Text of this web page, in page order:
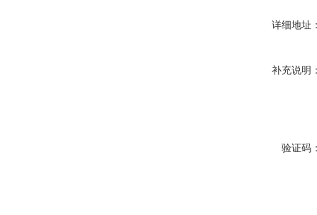
详细地址
补充说明
验证码